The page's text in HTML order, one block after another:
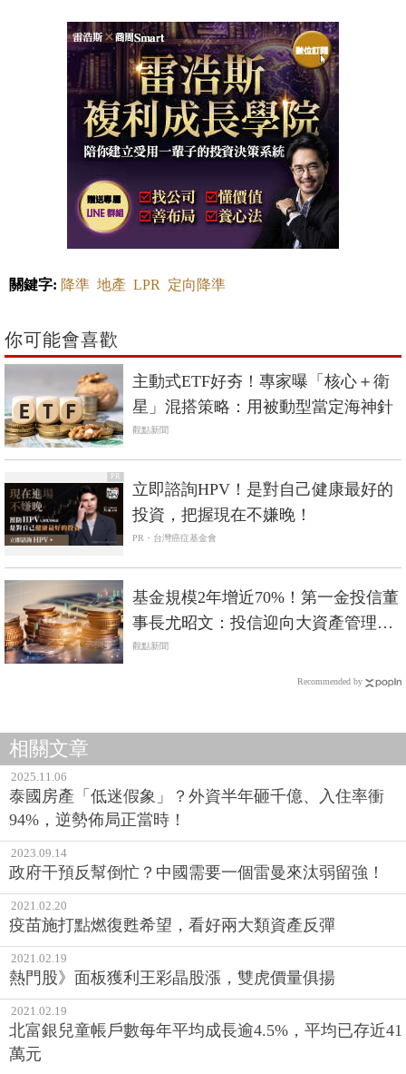
關鍵字: 降準 地產 LPR 定向降準
你可能會喜歡
主動式ETF好夯！專家曝「核心＋衛
星」混搭策略：用被動型當定海神針
觀點新聞
PR
立即諮詢HPV！是對自己健康最好的
投資，把握現在不嫌晚！
PR・台灣癌症基金會
基金規模2年增近70%！第一金投信董
事長尤昭文：投信迎向大資產管理時
代
觀點新聞
Recommended by
相關文章
2025.11.06
泰國房產「低迷假象」？外資半年砸千億、入住率衝
94%，逆勢佈局正當時！
2023.09.14
政府干預反幫倒忙？中國需要一個雷曼來汰弱留強！
2021.02.20
疫苗施打點燃復甦希望，看好兩大類資產反彈
2021.02.19
熱門股》面板獲利王彩晶股漲，雙虎價量俱揚
2021.02.19
北富銀兒童帳戶數每年平均成長逾4.5%，平均已存近41
萬元